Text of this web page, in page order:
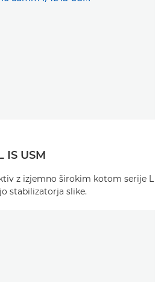
IS USM
z izjemno širokim kotom serije L
stabilizatorja slike.